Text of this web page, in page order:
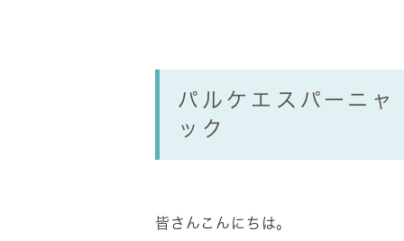
パルケエスパー
ック
皆さんこんにちは。